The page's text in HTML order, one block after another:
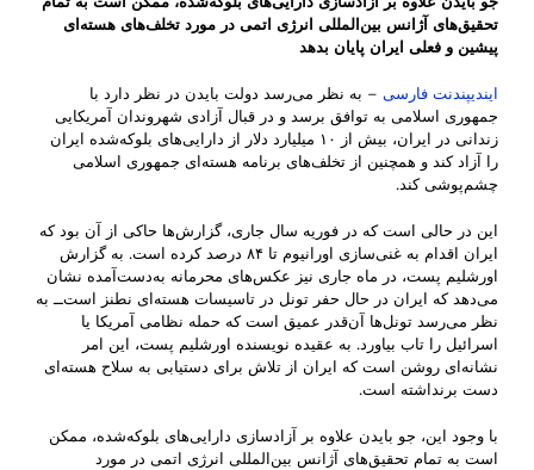
تحقیق‌های آژانس بین‌المللی انرژی اتمی در مورد تخلف‌های هسته‌ای
پیشین و فعلی ایران پایان بدهد
ایندیپندنت فارسی – به نظر می‌رسد دولت بایدن در نظر دارد با
جمهوری اسلامی به توافق برسد و در قبال آزادی شهروندان آمریکایی
زندانی در ایران، بیش از ۱۰ میلیارد دلار از دارایی‌های بلوکه‌شده ایران
را آزاد کند و همچنین از تخلف‌های برنامه هسته‌ای جمهوری اسلامی
چشم‌پوشی کند.
این در حالی است که در فوریه سال جاری، گزارش‌ها حاکی از آن بود که
ایران اقدام به غنی‌سازی اورانیوم تا ۸۴ درصد کرده است. به گزارش
اورشلیم پست، در ماه جاری نیز عکس‌های محرمانه‌ به‌دست‌آمده نشان
می‌دهد که ایران در حال حفر تونل در تاسیسات هسته‌ای نطنز است‌ــ به
نظر می‌رسد تونل‌ها آن‌قدر عمیق است که حمله نظامی آمریکا یا
اسرائیل را تاب بیاورد. به عقیده نویسنده اورشلیم پست، این امر
نشانه‌ای روشن است که ایران از تلاش برای دستیابی به سلاح هسته‌ای
دست برنداشته است.
با وجود این، جو بایدن علاوه بر آزاد‌سازی دارایی‌های بلوکه‌شده، ممکن
است به تمام تحقیق‌های آژانس بین‌المللی انرژی اتمی در مورد